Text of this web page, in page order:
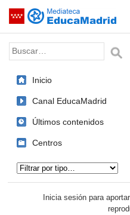
Saltar navegación
Palabra o frase:
Inicio
Canal EducaMadrid
Últimos contenidos
Centros
Inicia sesión para